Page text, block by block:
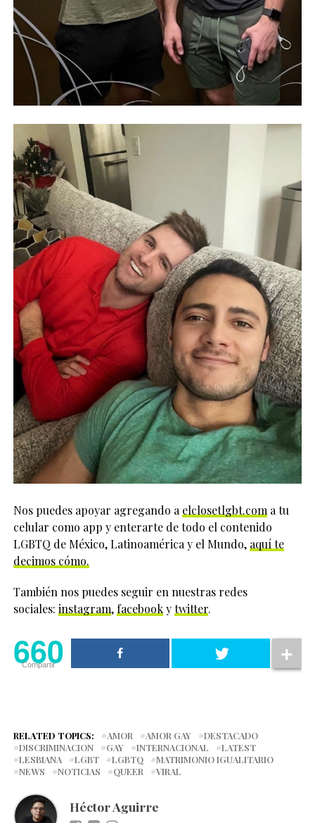
Nos puedes apoyar agregando a elclosetlgbt.com a tu
celular como app y enterarte de todo el contenido
LGBTQ de México, Latinoamérica y el Mundo, aquí te
decimos cómo.
También nos puedes seguir en nuestras redes
sociales: instagram, facebookytwitter.
660
Compartir
RELATED TOPICS: AMOR AMOR GAY
DESTACADO
DISCRIMINACION
GAY INTERNACIONAL
LATEST
LESBIANA
LGBT LGBTQ
MATRIMONIO IGUALITARIO
NEWS
NOTICIAS QUEER VIRAL
Héctor Aguirre